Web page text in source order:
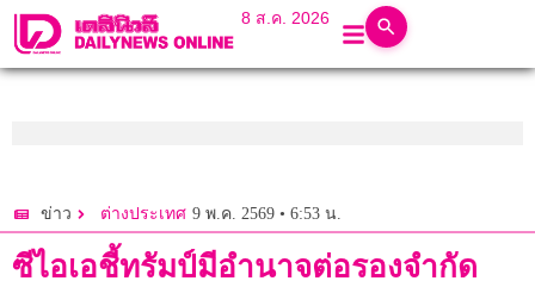
8 ส.ค. 2026
ข่าว ต่างประเทศ 9 พ.ค. 2569 • 6:53 น.
ซีไอเอชี้ทรัมป์มีอำนาจต่อรองจำกัด